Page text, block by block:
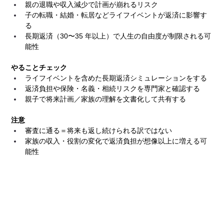
親の退職や収入減少で計画が崩れるリスク
子の転職・結婚・転居などライフイベントが返済に影響す
る
長期返済（30〜35 年以上）で人生の自由度が制限される可
能性
やることチェック
ライフイベントを含めた長期返済シミュレーションをする
返済負担や保険・名義・相続リスクを専門家と確認する
親子で将来計画／家族の理解を文書化して共有する
注意
審査に通る＝将来も返し続けられる訳ではない
家族の収入・役割の変化で返済負担が想像以上に増える可
能性